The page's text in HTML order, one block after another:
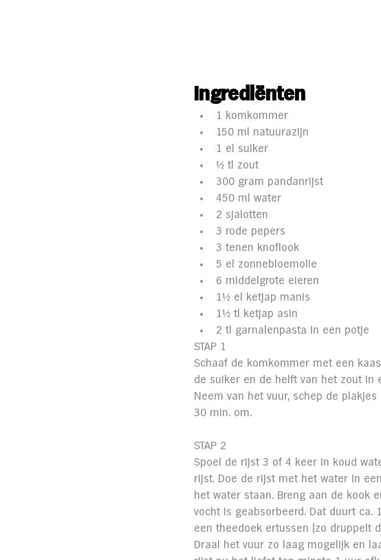
Ingredi ënten
1 komkommer
150 ml natuurazijn
1 el suiker
½ tl zout
300 gram pandanrijst
450 ml water
2 sjalotten
3 rode pepers
3 tenen knoflook
5 el zonnebloemolie
6 middelgrote eieren
1½ el ketjap manis
1½ tl ketjap asin
2 tl garnalenpasta in een potje
STAP 1
Schaaf de komkommer met een
de suiker en de helft van het zout in
Neem van het vuur, schep de
30 min. om.
STAP 2
Spoel de rijst 3 of 4 keer in koud
rijst. Doe de rijst met het water in
het water staan. Breng aan de kook
vocht is geabsorbeerd. Dat duurt ca.
een theedoek ertussen (zo druppelt
Draai het vuur zo laag mogelijk en